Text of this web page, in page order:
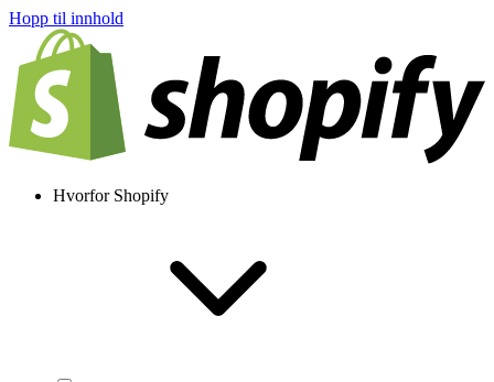
Hopp til innhold
Hvorfor Shopify